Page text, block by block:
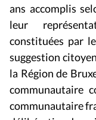
ans accomplis
leur
constituées par
suggestion
la Région de
communautaire
communautaire